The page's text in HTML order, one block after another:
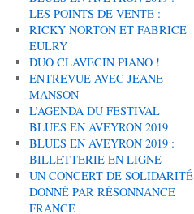
LES POINTS DE VENTE :
RICKY NORTON ET FABRICE
EULRY
DUO CLAVECIN PIANO !
ENTREVUE AVEC JEANE
MANSON
L’AGENDA DU FESTIVAL
BLUES EN AVEYRON 2019
BLUES EN AVEYRON 2019 :
BILLETTERIE EN LIGNE
UN CONCERT DE SOLIDARITÉ
DONNÉ PAR RÉSONNANCE
FRANCE